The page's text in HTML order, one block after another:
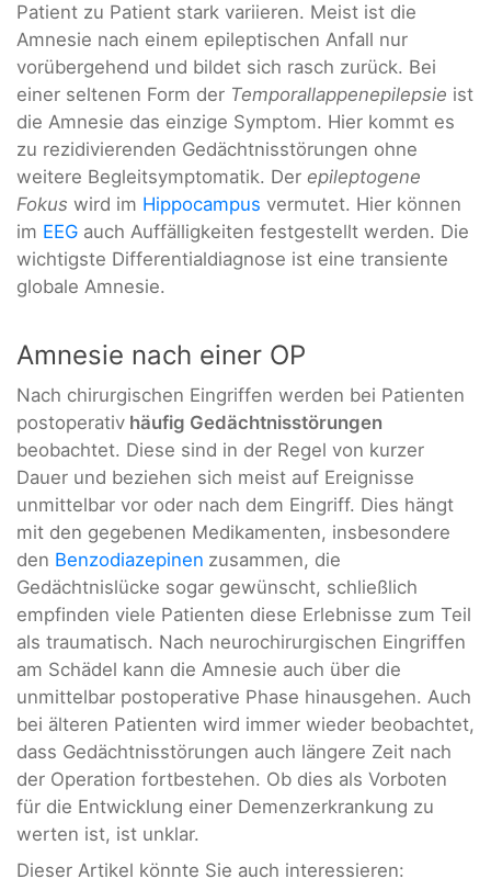
Patient zu Patient stark variieren. Meist ist die
Amnesie nach einem epileptischen Anfall nur
vorübergehend und bildet sich rasch zurück. Bei
einer seltenen Form der Temporallappenepilepsie ist
die Amnesie das einzige Symptom. Hier kommt es
zu rezidivierenden Gedächtnisstörungen ohne
weitere Begleitsymptomatik. Der epileptogene
Fokus wird im Hippocampus vermutet. Hier können
im EEG auch Auffälligkeiten festgestellt werden. Die
wichtigste Differentialdiagnose ist eine transiente
globale Amnesie.
Amnesie nach einer OP
Nach chirurgischen Eingriffen werden bei Patienten
postoperativ häufig Gedächtnisstörungen
beobachtet. Diese sind in der Regel von kurzer
Dauer und beziehen sich meist auf Ereignisse
unmittelbar vor oder nach dem Eingriff. Dies hängt
mit den gegebenen Medikamenten, insbesondere
den Benzodiazepinen zusammen, die
Gedächtnislücke sogar gewünscht, schließlich
empfinden viele Patienten diese Erlebnisse zum Teil
als traumatisch. Nach neurochirurgischen Eingriffen
am Schädel kann die Amnesie auch über die
unmittelbar postoperative Phase hinausgehen. Auch
bei älteren Patienten wird immer wieder beobachtet,
dass Gedächtnisstörungen auch längere Zeit nach
der Operation fortbestehen. Ob dies als Vorboten
für die Entwicklung einer Demenzerkrankung zu
werten ist, ist unklar.
Dieser Artikel könnte Sie auch interessieren: